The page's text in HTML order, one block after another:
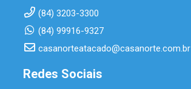
(84) 3203-3300
(84) 99916-9327
casanorteatacado@casanorte.com.br
Redes Sociais